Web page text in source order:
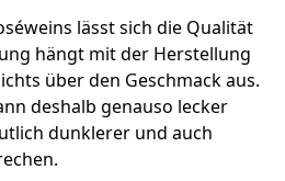
lässt sich die Qualität
hängt mit der Herstellung
über den Geschmack aus.
deshalb genauso lecker
dunklerer und auch